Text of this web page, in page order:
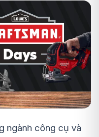
ngành công cụ và